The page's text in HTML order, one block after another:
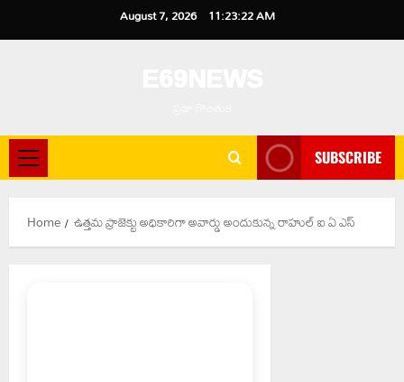
to
August 7, 2026 11:23:23 AM
Primary
Menu
SUBSCRIBE
Home ఉత్తమ ప్రాజెక్టు అధికారిగా అవార్డు అందుకున్న రాహుల్ ఐ ఏ ఎస్